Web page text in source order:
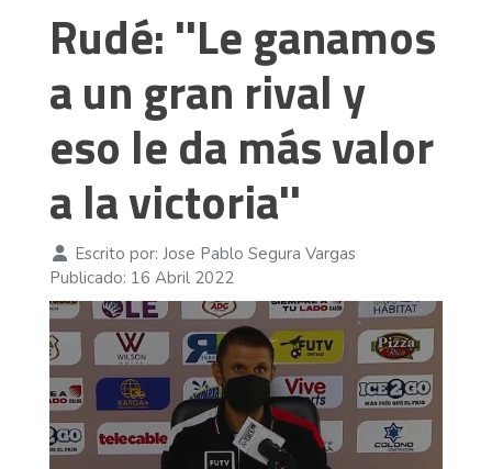
Rudé: ''Le ganamos
a un gran rival y
eso le da más valor
a la victoria''
Escrito por: Jose Pablo Segura Vargas
Publicado: 16 Abril 2022